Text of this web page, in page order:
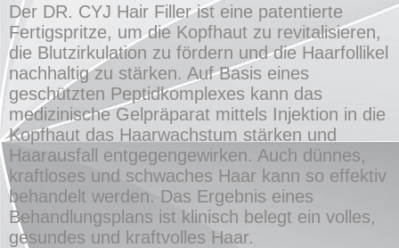
Der DR. CYJ Hair Filler ist eine patentierte
Fertigspritze, um die Kopfhaut zu revitalisieren,
die Blutzirkulation zu fördern und die Haarfollikel
nachhaltig zu stärken. Auf Basis eines
geschützten Peptidkomplexes kann das
medizinische Gelpräparat mittels Injektion in die
Kopfhaut das Haarwachstum stärken und
Haarausfall entgegengewirken. Auch dünnes,
kraftloses und schwaches Haar kann so effektiv
behandelt werden. Das Ergebnis eines
Behandlungsplans ist klinisch belegt ein volles,
gesundes und kraftvolles Haar.